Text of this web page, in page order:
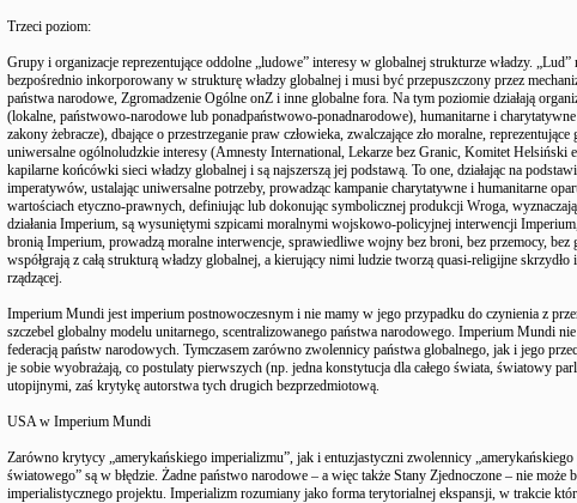
Trzeci poziom:
Grupy i organizacje reprezentujące oddolne „ludowe” interesy w globalnej strukturze władzy. „Lud”
bezpośrednio inkorporowany w strukturę władzy globalnej i musi być przepuszczony przez
państwa narodowe, Zgromadzenie Ogólne o­nZ i inne globalne fora. Na tym poziomie działają
(lokalne, państwowo-narodowe lub ponadpaństwowo-ponadnarodowe), humanitarne i charytatywne
zakony żebracze), dbające o przestrzeganie praw człowieka, zwalczające zło moralne, reprezentujące
uniwersalne ogólnoludzkie interesy (Amnesty International, Lekarze bez Granic, Komitet Helsiński
kapilarne końcówki sieci władzy globalnej i są najszerszą jej podstawą. To o­ne, działając na
imperatywów, ustalając uniwersalne potrzeby, prowadząc kampanie charytatywne i humanitarne
wartościach etyczno-prawnych, definiując lub dokonując symbolicznej produkcji Wroga,
działania Imperium, są wysuniętymi szpicami moralnymi wojskowo-policyjnej interwencji
bronią Imperium, prowadzą moralne interwencje, sprawiedliwe wojny bez broni, bez przemocy, bez
współgrają z całą strukturą władzy globalnej, a kierujący nimi ludzie tworzą quasi-religijne
rządzącej.
Imperium Mundi jest imperium postnowoczesnym i nie mamy w jego przypadku do czynienia z
szczebel globalny modelu unitarnego, scentralizowanego państwa narodowego. Imperium Mundi
federacją państw narodowych. Tymczasem zarówno zwolennicy państwa globalnego, jak i jego
je sobie wyobrażają, co postulaty pierwszych (np. jedna konstytucja dla całego świata, światowy
utopijnymi, zaś krytykę autorstwa tych drugich bezprzedmiotową.
USA w Imperium Mundi
Zarówno krytycy „amerykańskiego imperializmu”, jak i entuzjastyczni zwolennicy
światowego” są w błędzie. Żadne państwo narodowe – a więc także Stany Zjednoczone – nie może
imperialistycznego projektu. Imperializm rozumiany jako forma terytorialnej ekspansji, w trakcie